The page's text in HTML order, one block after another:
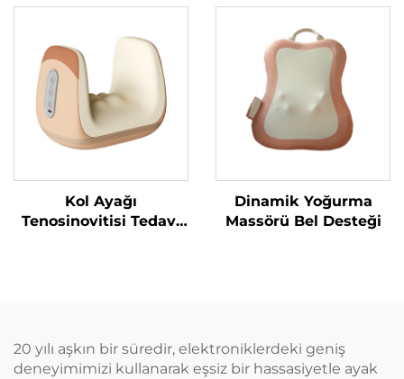
Kol Ayağı
Tenosinovitisi Tedavi
Dinamik Yoğurma
Massörü Bel Desteği
20 yılı aşkın bir süredir, elektroniklerdeki geniş
deneyimimizi kullanarak eşsiz bir hassasiyetle ayak